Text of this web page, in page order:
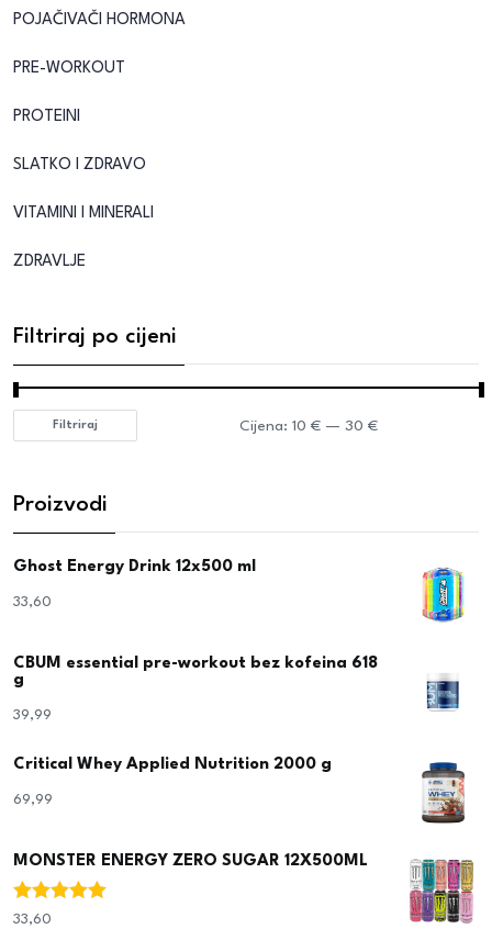
POJAČIVAČI HORMONA
PRE-WORKOUT
PROTEINI
SLATKO I ZDRAVO
VITAMINI I MINERALI
ZDRAVLJE
Filtriraj po cijeni
Filtriraj Cijena: 10 €— 30 €
Proizvodi
Ghost Energy Drink 12x500 ml
33,60
CBUM essential pre-workout bez kofeina 618
g
39,99
Critical Whey Applied Nutrition 2000 g
69,99
MONSTER ENERGY ZERO SUGAR 12X500ML
Ocjenjeno
33,60